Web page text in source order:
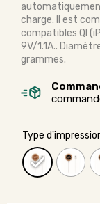
charge. Il est
compatibles QI
9V/1.1A..
grammes.
Type